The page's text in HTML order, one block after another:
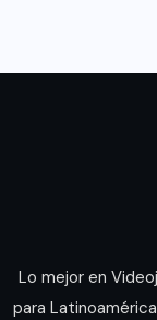
Lo mejor en
para